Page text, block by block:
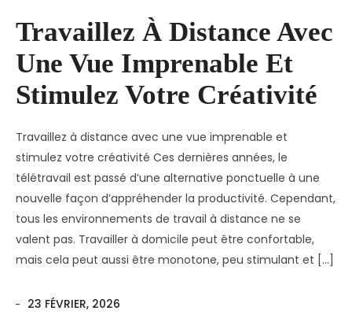
Travaillez À Distance Avec
Une Vue Imprenable Et
Stimulez Votre Créativité
Travaillez à distance avec une vue imprenable et
stimulez votre créativité Ces dernières années, le
télétravail est passé d’une alternative ponctuelle à une
nouvelle façon d’appréhender la productivité. Cependant,
tous les environnements de travail à distance ne se
valent pas. Travailler à domicile peut être confortable,
mais cela peut aussi être monotone, peu stimulant et […]
23 FÉVRIER, 2026